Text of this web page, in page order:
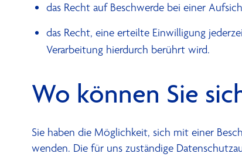
das Recht auf Beschwerde bei einer
das Recht, eine erteilte Einwilligung
Verarbeitung hierdurch berührt wird.
Wo können Sie
Sie haben die Möglichkeit, sich mit einer
wenden. Die für uns zuständige